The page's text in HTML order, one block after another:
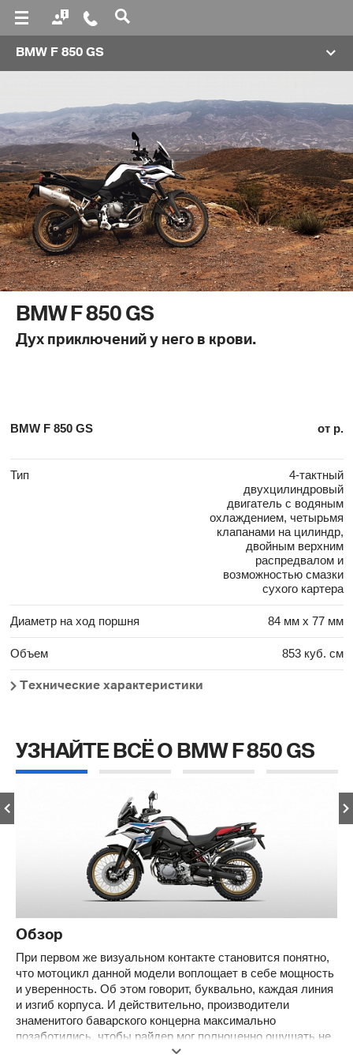
ТЕЛЕФОН
+7 (495) 154-86-97
ГРАФИК РАБОТЫ
с 8:00 до 22:00
BMW F 850 GS
BMW F 850 GS
Дух приключений у него в крови.
BMW F 850 GS от р.
Тип
4-тактный
двухцилиндровый
двигатель с водяным
охлаждением, четырьмя
клапанами на цилиндр,
двойным верхним
распредвалом и
возможностью смазки
сухого картера
Диаметр на ход поршня 84 мм x 77 мм
Объем 853 куб. см
Технические характеристики
УЗНАЙТЕ ВСЁ О BMW F 850 GS
Обзор
При первом же визуальном контакте становится понятно,
что мотоцикл данной модели воплощает в себе мощность
и уверенность. Об этом говорит, буквально, каждая линия
и изгиб корпуса. И действительно, производители
знаменитого баварского концерна максимально
позаботились, чтобы райдер мог полноценно ощущать не
просто удовольствие от преодоления бездорожья, но